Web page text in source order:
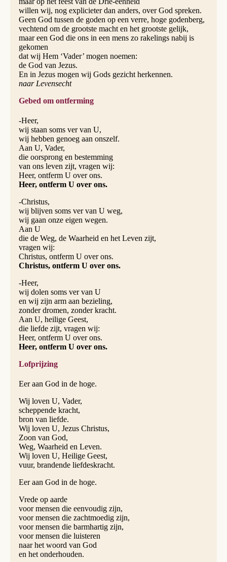
willen wij, nog explicieter dan anders, over God spreken.
Geen God tussen de goden op een verre, hoge godenberg,
vechtend om de grootste macht en het grootste gelijk,
maar een God die ons in een mens zo rakelings nabij is
gekomen
dat wij Hem ‘Vader’ mogen noemen:
de God van Jezus.
En in Jezus mogen wij Gods gezicht herkennen.
naar Levensecht
Gebed om ontferming
-Heer,
wij staan soms ver van U,
wij hebben genoeg aan onszelf.
Aan U, Vader,
die oorsprong en bestemming
van ons leven zijt, vragen wij:
Heer, ontferm U over ons.
Heer, ontferm U over ons.
-Christus,
wij blijven soms ver van U weg,
wij gaan onze eigen wegen.
Aan U
die de Weg, de Waarheid en het Leven zijt,
vragen wij:
Christus, ontferm U over ons.
Christus, ontferm U over ons.
-Heer,
wij dolen soms ver van U
en wij zijn arm aan bezieling,
zonder dromen, zonder kracht.
Aan U, heilige Geest,
die liefde zijt, vragen wij:
Heer, ontferm U over ons.
Heer, ontferm U over ons.
Lofprijzing
Eer aan God in de hoge.
Wij loven U, Vader,
scheppende kracht,
bron van liefde.
Wij loven U, Jezus Christus,
Zoon van God,
Weg, Waarheid en Leven.
Wij loven U, Heilige Geest,
vuur, brandende liefdeskracht.
Eer aan God in de hoge.
Vrede op aarde
voor mensen die eenvoudig zijn,
voor mensen die zachtmoedig zijn,
voor mensen die barmhartig zijn,
voor mensen die luisteren
naar het woord van God
en het onderhouden.